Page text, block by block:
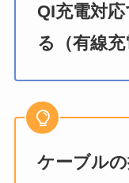
QI充電対
る（有線充
ケーブル